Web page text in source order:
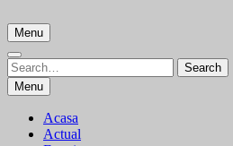
to
content
Menu
Search
for:
Search
Menu
Acasa
Actual